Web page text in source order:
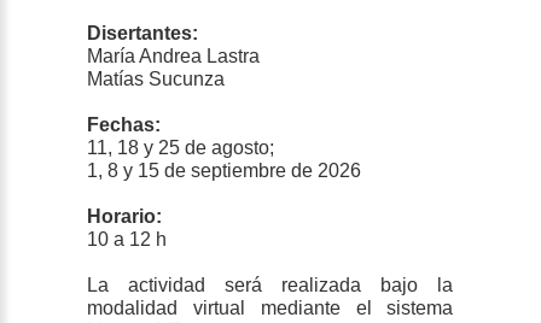
Disertantes:
María Andrea Lastra
Matías Sucunza
Fechas:
11, 18 y 25 de agosto;
1, 8 y 15 de septiembre de 2026
Horario:
10 a 12 h
La actividad será realizada bajo la
modalidad virtual mediante el sistema